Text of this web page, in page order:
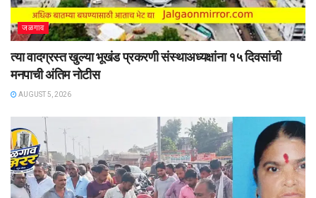
जळगाव
त्या वादग्रस्त खुल्या भूखंड प्रकरणी संस्थाअध्यक्षांना १५ दिवसांची
मनपाची अंतिम नोटीस
AUGUST 5, 2026